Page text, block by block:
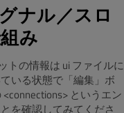
ナル／スロ
み
トの情報は ui ファイルに
いる状態で「編集」ボ
というエン
を確認してみてくださ